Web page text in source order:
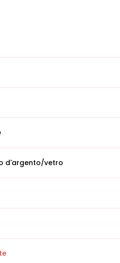
d'argento/vetro